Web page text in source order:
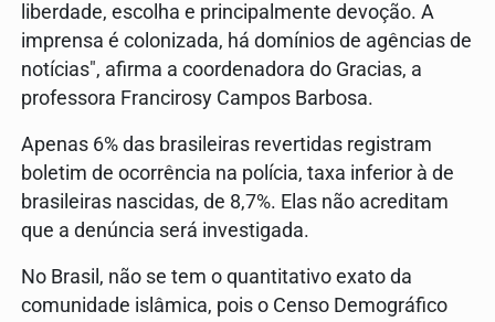
liberdade, escolha e principalmente devoção. A
imprensa é colonizada, há domínios de agências de
notícias", afirma a coordenadora do Gracias, a
professora Francirosy Campos Barbosa.
Apenas 6% das brasileiras revertidas registram
boletim de ocorrência na polícia, taxa inferior à de
brasileiras nascidas, de 8,7%. Elas não acreditam
que a denúncia será investigada.
No Brasil, não se tem o quantitativo exato da
comunidade islâmica, pois o Censo Demográfico